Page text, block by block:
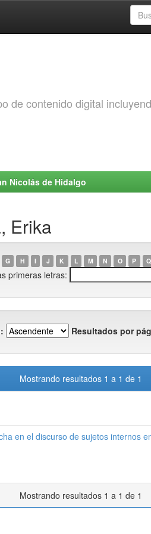
de contenido digital
Nicolás de Hidalgo
Erika
G H I J K L M N O P Q
primeras letras:
Resultados por
Mostrando resultados 1 a 1 de 1
en el discurso de sujetos internos
Mostrando resultados 1 a 1 de 1